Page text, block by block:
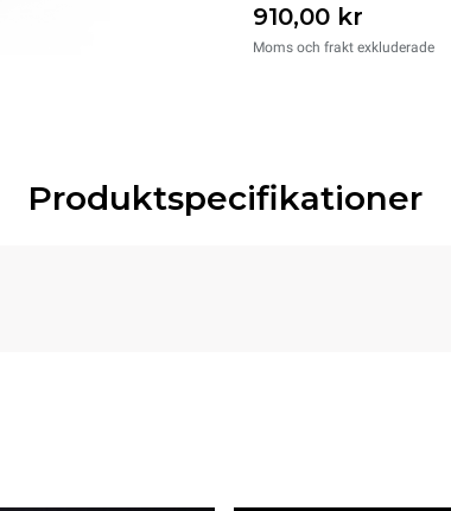
910,00 kr
Moms och frakt exkluderade
Produktspecifikationer